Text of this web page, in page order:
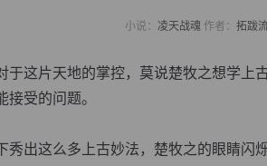
小说： 凌天战魂作者： 拓跋
这片天地的掌控，莫说楚牧之想学上
接受的问题。
这么多上古妙法，楚牧之的眼睛闪